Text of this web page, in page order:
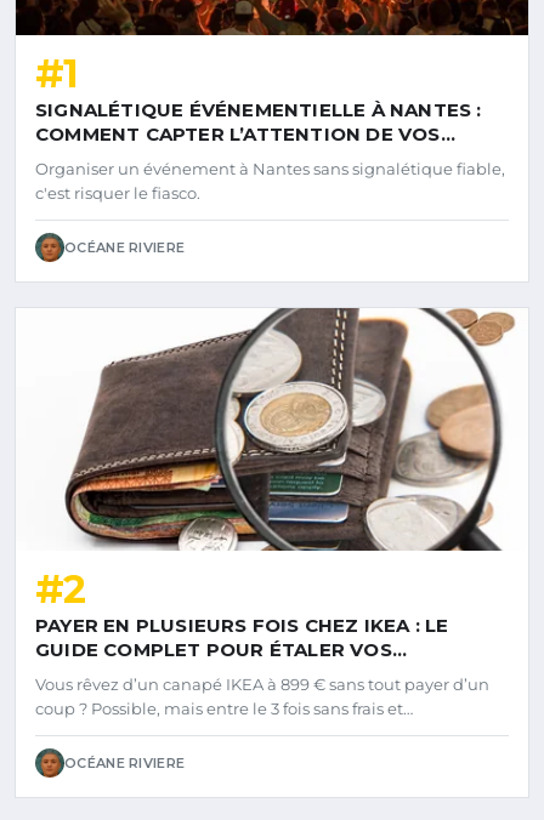
#1
SIGNALÉTIQUE ÉVÉNEMENTIELLE À NANTES :
COMMENT CAPTER L’ATTENTION DE VOS
VISITEURS DÈS L’ENTRÉE
Organiser un événement à Nantes sans signalétique fiable,
c'est risquer le fiasco.
OCÉANE RIVIERE
#2
PAYER EN PLUSIEURS FOIS CHEZ IKEA : LE
GUIDE COMPLET POUR ÉTALER VOS
PAIEMENTS
Vous rêvez d’un canapé IKEA à 899 € sans tout payer d’un
coup ? Possible, mais entre le 3 fois sans frais et…
OCÉANE RIVIERE